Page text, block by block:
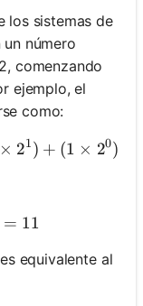
los sistemas de
número
comenzando
ejemplo, el
como:
\times 2^3) +
× 21) + (1 × 20)
+ 0 + 2 + 1 = 11
= 11
equivalente al